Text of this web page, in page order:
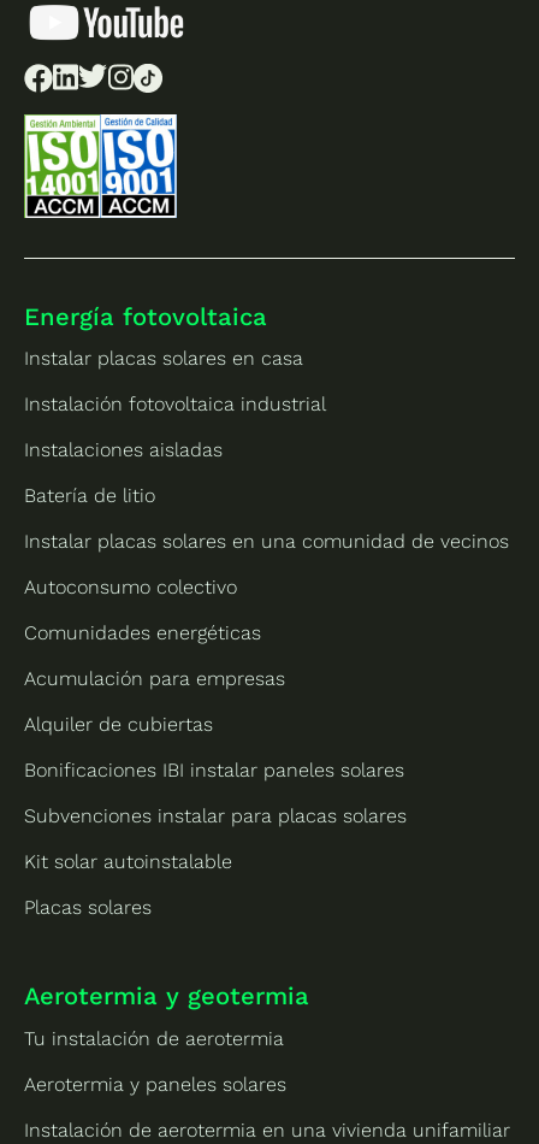
Energía fotovoltaica
Instalar placas solares en casa
Instalación fotovoltaica industrial
Instalaciones aisladas
Batería de litio
Instalar placas solares en una comunidad de vecinos
Autoconsumo colectivo
Comunidades energéticas
Acumulación para empresas
Alquiler de cubiertas
Bonificaciones IBI instalar paneles solares
Subvenciones instalar para placas solares
Kit solar autoinstalable
Placas solares
Aerotermia y geotermia
Tu instalación de aerotermia
Aerotermia y paneles solares
Instalación de aerotermia en una vivienda unifamiliar